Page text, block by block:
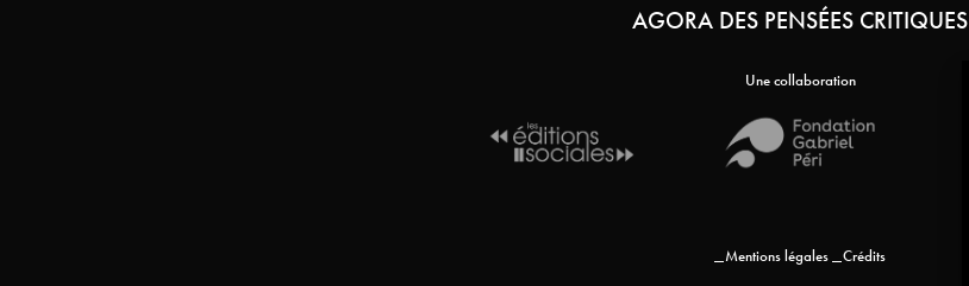
AGORA DES PENSÉES CRITIQUES
Une collaboration
Mentions légales Crédits